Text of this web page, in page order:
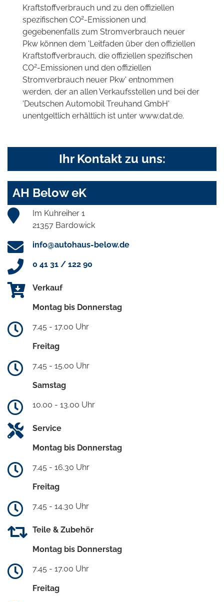
Kraftstoffverbrauch und zu den offiziellen
spezifischen CO2-Emissionen und
gegebenenfalls zum Stromverbrauch neuer
Pkw können dem 'Leitfaden über den offiziellen
Kraftstoffverbrauch, die offiziellen spezifischen
CO2-Emissionen und den offiziellen
Stromverbrauch neuer Pkw' entnommen
werden, der an allen Verkaufsstellen und bei der
'Deutschen Automobil Treuhand GmbH'
unentgeltlich erhältlich ist unter www.dat.de.
Ihr Kontakt zu uns:
AH Below eK
Im Kuhreiher 1
21357 Bardowick
info@autohaus-below.de
0 41 31 / 122 90
Verkauf
Montag bis Donnerstag
7.45 - 17.00 Uhr
Freitag
7.45 - 15.00 Uhr
Samstag
10.00 - 13.00 Uhr
Service
Montag bis Donnerstag
7.45 - 16.30 Uhr
Freitag
7.45 - 14.30 Uhr
Teile & Zubehör
Montag bis Donnerstag
7.45 - 17.00 Uhr
Freitag